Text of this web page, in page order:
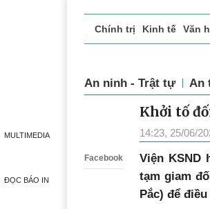
MULTIMEDIA
ĐỌC BÁO IN
Chính trị Kinh tế Văn
An ninh - Trật tự An
Facebook
Khởi tố
14:23, 25/06/
Viện KSND
tạm giam
Pắc) để